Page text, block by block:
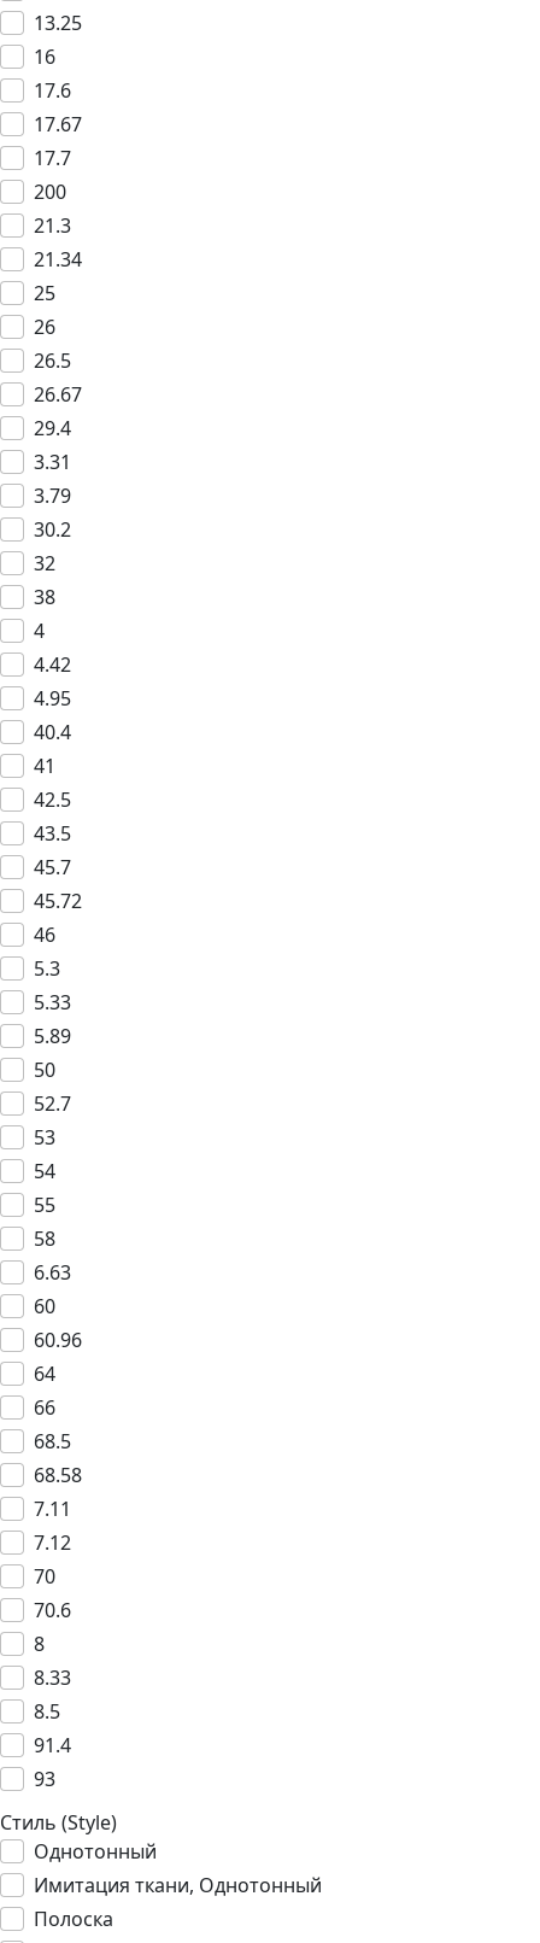
13.25
16
17.6
17.67
17.7
200
21.3
21.34
25
26
26.5
26.67
29.4
3.31
3.79
30.2
32
38
4
4.42
4.95
40.4
41
42.5
43.5
45.7
45.72
46
5.3
5.33
5.89
50
52.7
53
54
55
58
6.63
60
60.96
64
66
68.5
68.58
7.11
7.12
70
70.6
8
8.33
8.5
91.4
93
Стиль (Style)
Однотонный
Имитация ткани, Однотонный
Полоска